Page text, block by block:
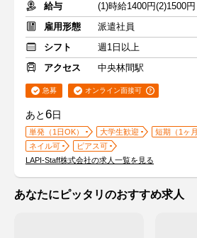
給与
(1)時給1400円(2)1500
雇用形態
派遣社員
シフト
週1日以上
アクセス
中央林間駅
急募 オンライン面接可
あと6日
単発（1日OK） 大学生歓迎
短期（1ヶ
ネイル可
ピアス可
LAPI-Staff株式会社の求人一覧を見る
あなたにピッタリのおすすめ求人